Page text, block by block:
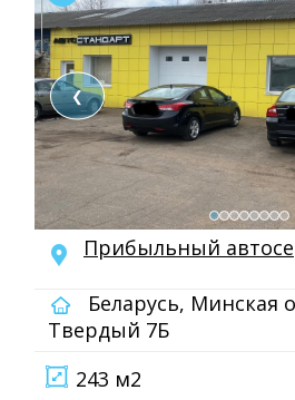
❮
Прибыльный
Беларусь, Минская
Твердый 7Б
243 м2